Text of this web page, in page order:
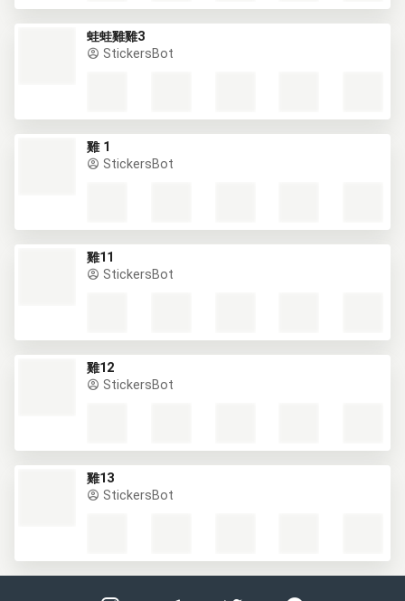
蛙蛙雞雞3
StickersBot
雞 1
StickersBot
雞11
StickersBot
雞12
StickersBot
雞13
StickersBot